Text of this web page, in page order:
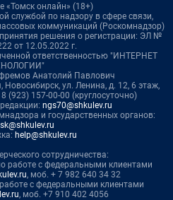
«Томск онлайн» (18+)
службой по надзору в сфере связи,
коммуникаций (Роскомнадзор)
решения о регистрации: ЭЛ №
от 12.05.2022 г.
ответственностью "ИНТЕРНЕТ
Анатолий Павлович
ул. Ленина, д. 12, 6 этаж,
(923) 157-00-00 (круглосуточно)
ngs70@shkulev.ru
и государственных органов:
help@shkulev.ru
сотрудничества:
работе с федеральными клиентами
, моб. + 7 982 640 34 32
с федеральными клиентами
, моб. +7 910 402 4056